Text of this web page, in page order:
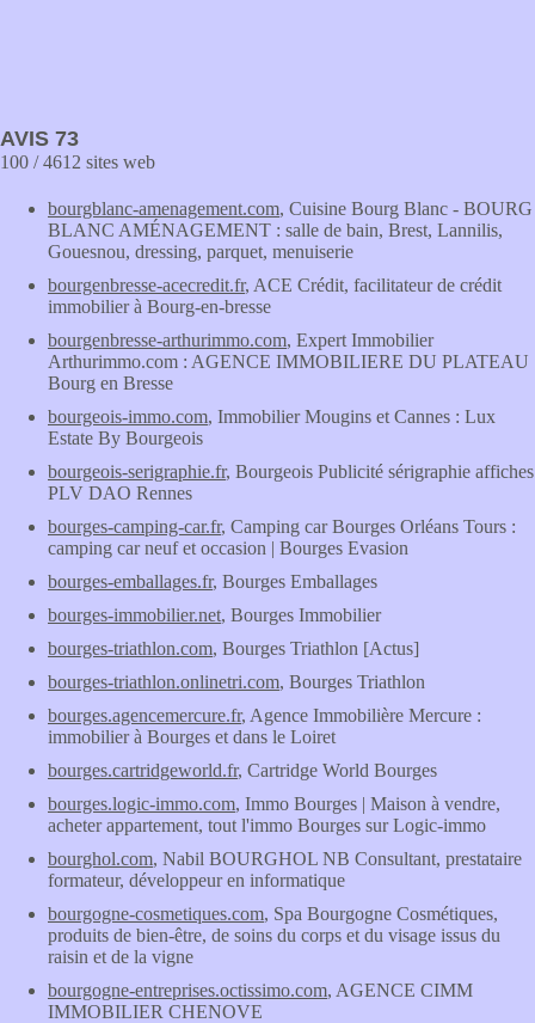
AVIS 73
100 / 4612 sites web
bourgblanc-amenagement.com, Cuisine Bourg Blanc - BOURG
BLANC AMÉNAGEMENT : salle de bain, Brest, Lannilis,
Gouesnou, dressing, parquet, menuiserie
bourgenbresse-acecredit.fr, ACE Crédit, facilitateur de crédit
immobilier à Bourg-en-bresse
bourgenbresse-arthurimmo.com, Expert Immobilier
Arthurimmo.com : AGENCE IMMOBILIERE DU PLATEAU
Bourg en Bresse
bourgeois-immo.com, Immobilier Mougins et Cannes : Lux
Estate By Bourgeois
bourgeois-serigraphie.fr, Bourgeois Publicité sérigraphie affiches
PLV DAO Rennes
bourges-camping-car.fr, Camping car Bourges Orléans Tours :
camping car neuf et occasion | Bourges Evasion
bourges-emballages.fr, Bourges Emballages
bourges-immobilier.net, Bourges Immobilier
bourges-triathlon.com, Bourges Triathlon [Actus]
bourges-triathlon.onlinetri.com, Bourges Triathlon
bourges.agencemercure.fr, Agence Immobilière Mercure :
immobilier à Bourges et dans le Loiret
bourges.cartridgeworld.fr, Cartridge World Bourges
bourges.logic-immo.com, Immo Bourges | Maison à vendre,
acheter appartement, tout l'immo Bourges sur Logic-immo
bourghol.com, Nabil BOURGHOL NB Consultant, prestataire
formateur, développeur en informatique
bourgogne-cosmetiques.com, Spa Bourgogne Cosmétiques,
produits de bien-être, de soins du corps et du visage issus du
raisin et de la vigne
bourgogne-entreprises.octissimo.com, AGENCE CIMM
IMMOBILIER CHENOVE